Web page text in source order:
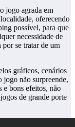
jogo agrada em
oferecendo
possível, para que
necessidade de
se tratar de um
gráficos, cenários
jogo não surpreende,
e bons efeitos, não
de grande porte